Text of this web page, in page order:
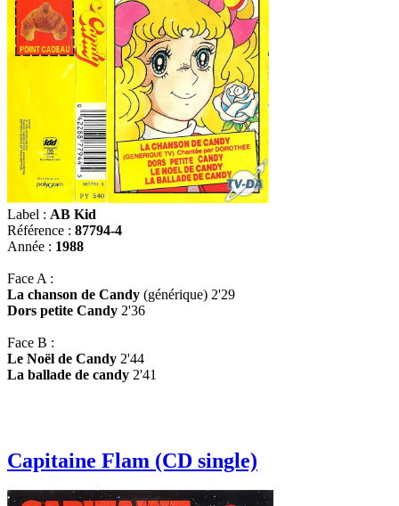
Label : AB Kid
Référence : 87794-4
Année : 1988
Face A :
La chanson de Candy (générique) 2'29
Dors petite Candy 2'36
Face B :
Le Noël de Candy 2'44
La ballade de candy 2'41
Capitaine Flam (CD single)